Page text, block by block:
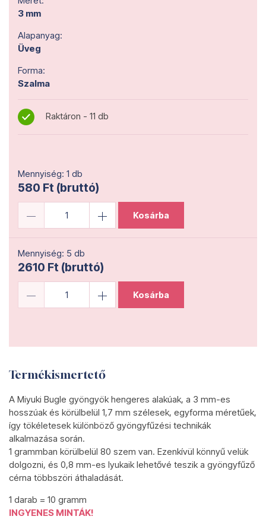
3 mm
Alapanyag:
Üveg
Forma:
Szalma
Raktáron - 11 db
Mennyiség: 1 db
580 Ft (bruttó)
Kosárba
Mennyiség: 5 db
2610 Ft (bruttó)
Kosárba
Termékismertető
A Miyuki Bugle gyöngyök hengeres alakúak, a 3 mm-es
hosszúak és körülbelül 1,7 mm szélesek, egyforma méretűek,
így tökéletesek különböző gyöngyfűzési technikák
alkalmazása során.
1 grammban körülbelül 80 szem van. Ezenkívül könnyű velük
dolgozni, és 0,8 mm-es lyukaik lehetővé teszik a gyöngyfűző
cérna többszöri áthaladását.
1 darab = 10 gramm
INGYENES MINTÁK!